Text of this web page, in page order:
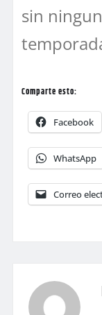
sin
Comparte esto:
Facebook
WhatsApp
Correo